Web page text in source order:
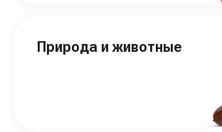
Природа и животные